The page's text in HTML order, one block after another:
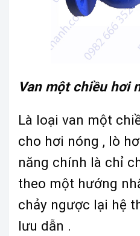
Van một chiều hơi
Là loại van một
cho hơi nóng , lò
năng chính là chỉ
theo một hướng
chảy ngược lại hệ
lưu dẫn .